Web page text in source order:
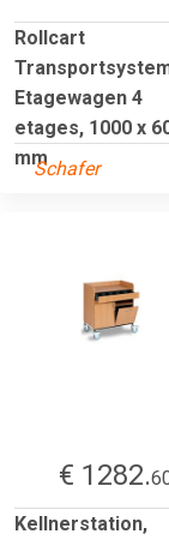
Rollcart
Etagewagen 4
etages, 1000 x
mmSchafer
€ 1282.
Kellnerstation,